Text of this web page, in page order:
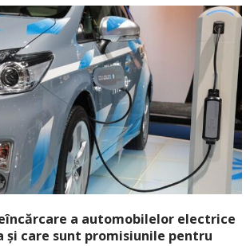
a automobilelor electrice
și care sunt promisiunile pentru